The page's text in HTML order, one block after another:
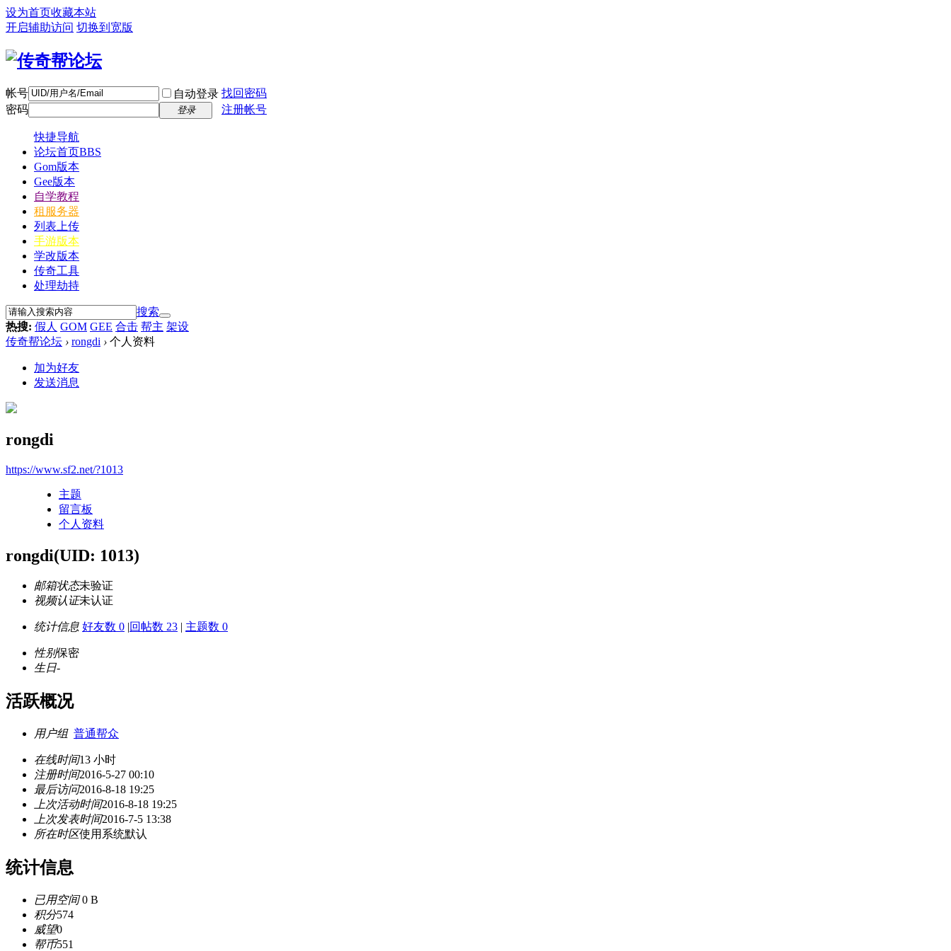
设为首页收藏本站
开启辅助访问 切换到宽版
帐号 自动登录 找回密码
密码
登录 注册帐号
快捷导航
论坛首页BBS
Gom版本
Gee版本
自学教程
租服务器
列表上传
手游版本
学改版本
传奇工具
处理劫持
搜索
热搜: 假人 GOM GEE 合击 帮主 架设
传奇帮论坛 › rongdi › 个人资料
加为好友
发送消息
rongdi
https://www.sf2.net/?1013
主题
留言板
个人资料
rongdi(UID: 1013)
邮箱状态未验证
视频认证未认证
统计信息 好友数 0 |回帖数 23 | 主题数 0
性别保密
生日-
活跃概况
用户组 普通帮众
在线时间13 小时
注册时间2016-5-27 00:10
最后访问2016-8-18 19:25
上次活动时间2016-8-18 19:25
上次发表时间2016-7-5 13:38
所在时区使用系统默认
统计信息
已用空间0 B
积分574
威望0
帮币551